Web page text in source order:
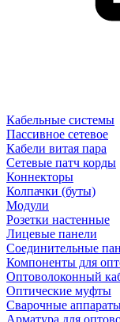
Кабельные системы
Пассивное сетевое
Кабели витая пара
Сетевые патч корды
Коннекторы
Колпачки (буты)
Модули
Розетки настенные
Лицевые панели
Соединительные
Компоненты для
Оптоволоконный
Оптические муфты
Сварочные